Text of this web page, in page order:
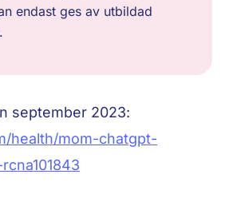
endast ges av utbildad
september 2023:
health/mom-chatgpt-